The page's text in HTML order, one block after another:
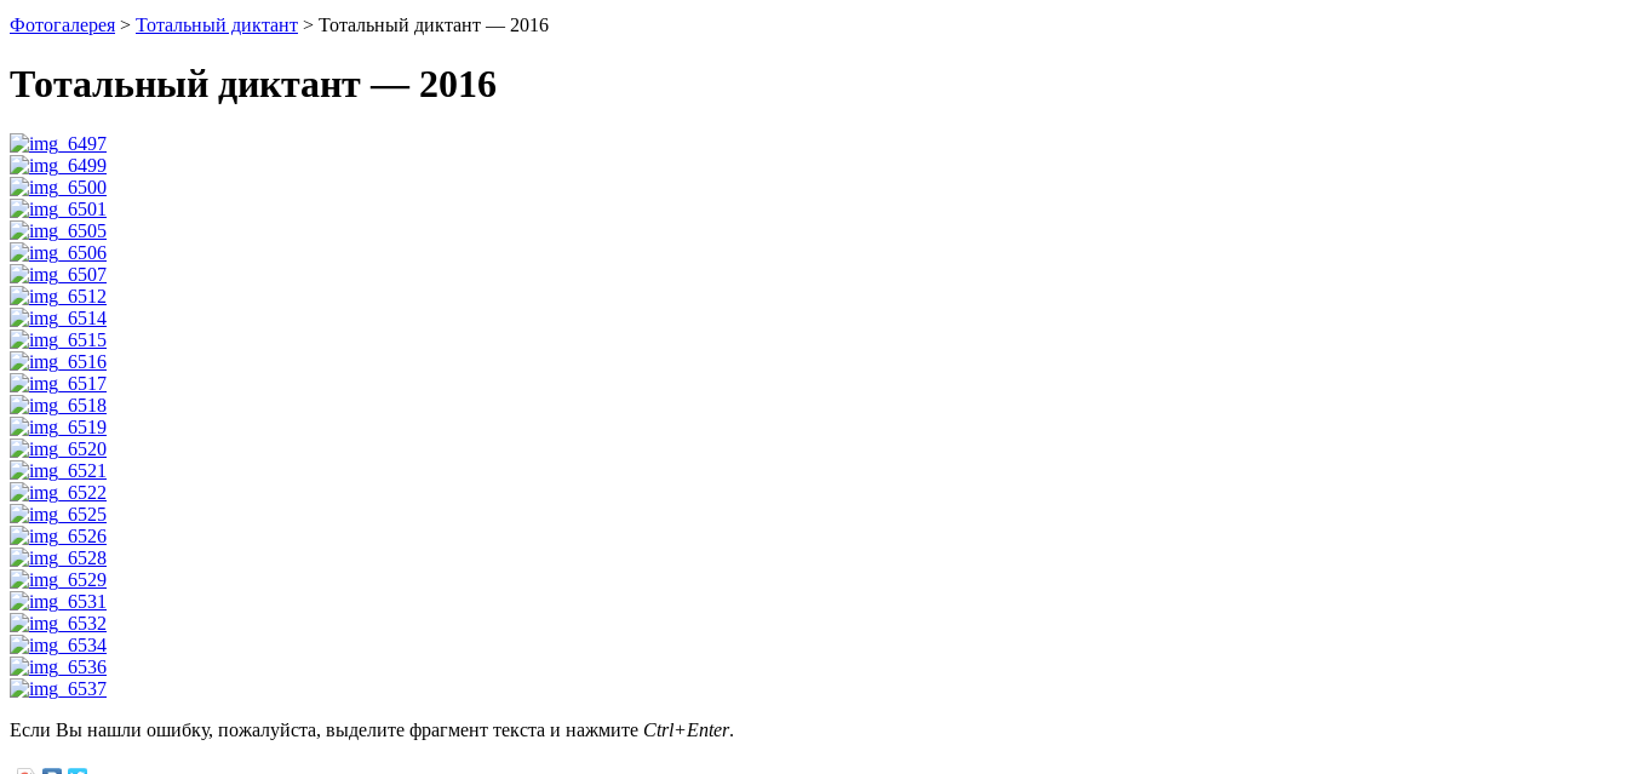
Фотогалерея > Тотальный диктант > Тотальный диктант — 2016
Тотальный диктант — 2016
Если Вы нашли ошибку, пожалуйста, выделите фрагмент текста и нажмите Ctrl+Enter.